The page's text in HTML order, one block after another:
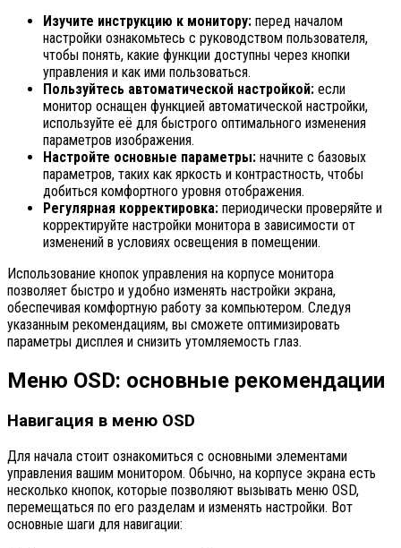
Изучите инструкцию к монитору: перед началом
настройки ознакомьтесь с руководством пользователя,
чтобы понять, какие функции доступны через кнопки
управления и как ими пользоваться.
Пользуйтесь автоматической настройкой: если
монитор оснащен функцией автоматической настройки,
используйте её для быстрого оптимального изменения
параметров изображения.
Настройте основные параметры: начните с базовых
параметров, таких как яркость и контрастность, чтобы
добиться комфортного уровня отображения.
Регулярная корректировка: периодически проверяйте и
корректируйте настройки монитора в зависимости от
изменений в условиях освещения в помещении.
Использование кнопок управления на корпусе монитора
позволяет быстро и удобно изменять настройки экрана,
обеспечивая комфортную работу за компьютером. Следуя
указанным рекомендациям, вы сможете оптимизировать
параметры дисплея и снизить утомляемость глаз.
Меню OSD: основные рекомендации
Навигация в меню OSD
Для начала стоит ознакомиться с основными элементами
управления вашим монитором. Обычно, на корпусе экрана есть
несколько кнопок, которые позволяют вызывать меню OSD,
перемещаться по его разделам и изменять настройки. Вот
основные шаги для навигации: